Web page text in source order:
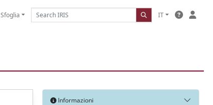
Sfoglia IT
Informazioni